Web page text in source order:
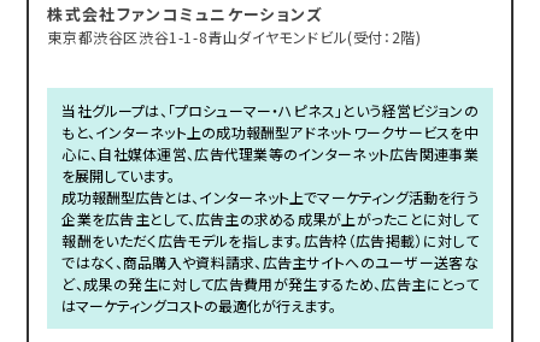
株式会社ファンコミュニケーションズ
東京都渋谷区渋谷1-1-8青山ダイヤモンドビル(受付：2階)
当社グループは、「プロシューマー・ハピネス」という経営ビジョンの
もと、インターネット上の成功報酬型アドネットワークサービスを中
心に、自社媒体運営、広告代理業等のインターネット広告関連事業
を展開しています。
成功報酬型広告とは、インターネット上でマーケティング活動を行う
企業を広告主として、広告主の求める成果が上がったことに対して
報酬をいただく広告モデルを指します。広告枠（広告掲載）に対して
ではなく、商品購入や資料請求、広告主サイトへのユーザー送客な
ど、成果の発生に対して広告費用が発生するため、広告主にとって
はマーケティングコストの最適化が行えます。